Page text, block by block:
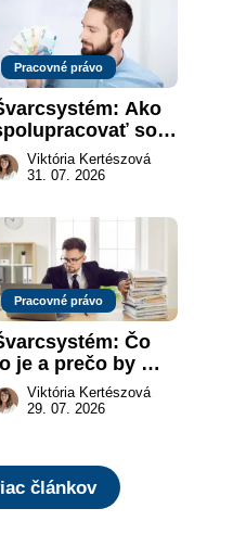
Pracovné právo
Ako
so
a bez
Viktória Kertészová
31. 07. 2026
Pracovné právo
Čo
je a prečo by
to malo
Viktória Kertészová
29. 07. 2026
článkov